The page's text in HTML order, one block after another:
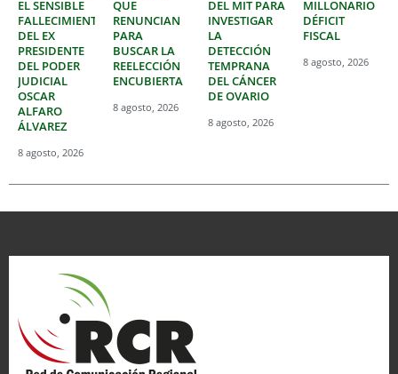
EL SENSIBLE
FALLECIMIENTO
DEL EX
PRESIDENTE
DEL PODER
JUDICIAL
OSCAR
ALFARO
ÁLVAREZ
8 agosto, 2026
QUE
RENUNCIAN
PARA
BUSCAR LA
REELECCIÓN
ENCUBIERTA
8 agosto, 2026
DEL MIT PARA
INVESTIGAR
LA
DETECCIÓN
TEMPRANA
DEL CÁNCER
DE OVARIO
8 agosto, 2026
MILLONARIO
DÉFICIT
FISCAL
8 agosto, 2026